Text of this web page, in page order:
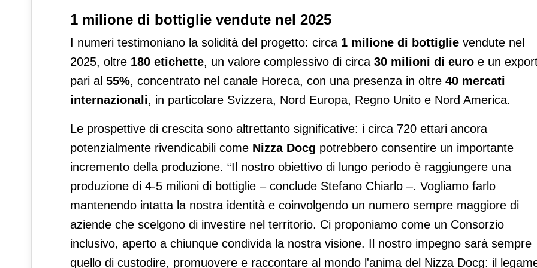
1 milione di bottiglie vendute nel 2025
I numeri testimoniano la solidità del progetto: circa 1 milione di bottiglie vendute nel
2025, oltre 180 etichette, un valore complessivo di circa 30 milioni di euro e un
pari al 55%, concentrato nel canale Horeca, con una presenza in oltre 40 mercati
internazionali, in particolare Svizzera, Nord Europa, Regno Unito e Nord America.
Le prospettive di crescita sono altrettanto significative: i circa 720 ettari ancora
potenzialmente rivendicabili come Nizza Docg potrebbero consentire un importante
incremento della produzione. “Il nostro obiettivo di lungo periodo è raggiungere una
produzione di 4-5 milioni di bottiglie – conclude Stefano Chiarlo –. Vogliamo farlo
mantenendo intatta la nostra identità e coinvolgendo un numero sempre maggiore di
aziende che scelgono di investire nel territorio. Ci proponiamo come un Consorzio
inclusivo, aperto a chiunque condivida la nostra visione. Il nostro impegno sarà sempre
quello di custodire, promuovere e raccontare al mondo l'anima del Nizza Docg: il